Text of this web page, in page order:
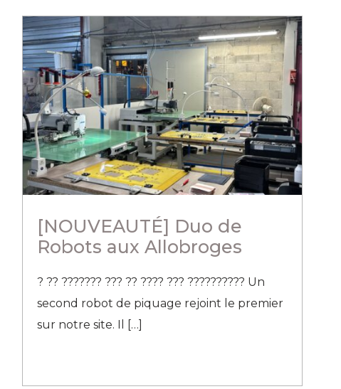
[NOUVEAUTÉ] Duo de
Robots aux Allobroges
? ?? ??????? ??? ?? ???? ??? ?????????? Un
second robot de piquage rejoint le premier
sur notre site. Il
[…]